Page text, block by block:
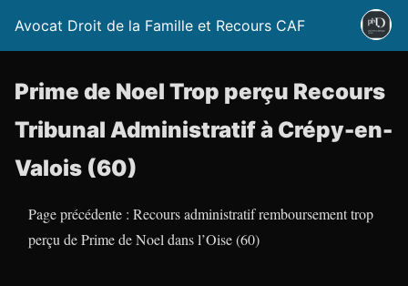
Avocat Droit de la Famille et Recours CAF
Prime de Noel Trop perçu Recours
Tribunal Administratif à Crépy-en-
Valois (60)
Page précédente : Recours administratif remboursement trop
perçu de Prime de Noel dans l’Oise (60)